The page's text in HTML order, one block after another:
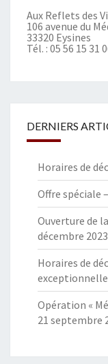
Aux Reflets des
106 avenue du
33320 Eysines
Tél. : 05 56 15 31
DERNIERS
Horaires de
Offre spéciale
Ouverture de
décembre 2023
Horaires de
exceptionnelle
Opération «
21 septembre